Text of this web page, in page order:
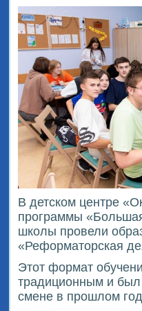
В детском центре
программы
школы провели
«Реформаторская
Этот формат
традиционным и
смене в прошлом